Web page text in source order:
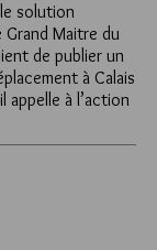
solution
Maitre du
de publier un
à Calais
à l’action